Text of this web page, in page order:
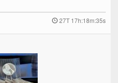
27T 17h:18m:34s